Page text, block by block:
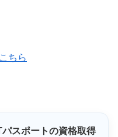
ちら
パスポートの資格取得